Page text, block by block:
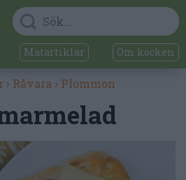
Matartiklar Om kocken
› Råvara › Plommon